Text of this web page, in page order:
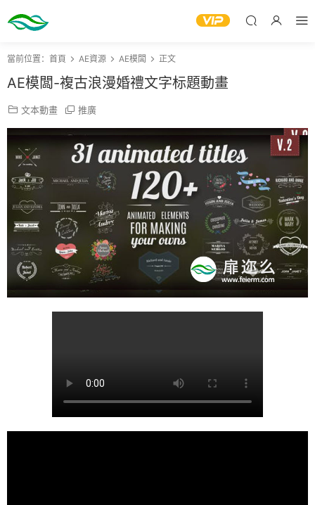
當前位置： 首頁 AE資源 AE模闆 正文
AE模闆-複古浪漫婚禮文字标題動畫
文本動畫 推廣